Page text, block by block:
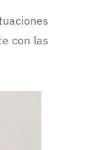
con las